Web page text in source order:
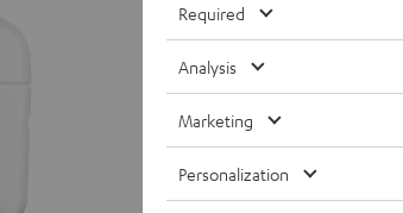
Elektronik
Anschlüsse
Required
Analysis
Marketing
Personalization